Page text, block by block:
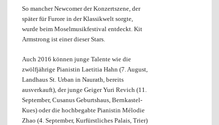
So mancher Newcomer der Konzertszene, der
später für Furore in der Klassikwelt sorgte,
wurde beim Moselmusikfestival entdeckt. Kit
Armstrong ist einer dieser Stars.
Auch 2016 können junge Talente wie die
zwölfjährige Pianistin Laetitia Hahn (7. August,
Landhaus St. Urban in Naurath, bereits
ausverkauft), der junge Geiger Yuri Revich (11.
September, Cusanus Geburtshaus, Bernkastel-
Kues) oder die hochbegabte Pianistin Mélodie
Zhao (4. September, Kurfürstliches Palais, Trier)